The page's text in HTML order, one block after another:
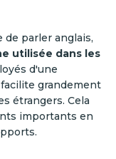
de parler anglais,
utilisée dans les
d'une
grandement
étrangers. Cela
importants en